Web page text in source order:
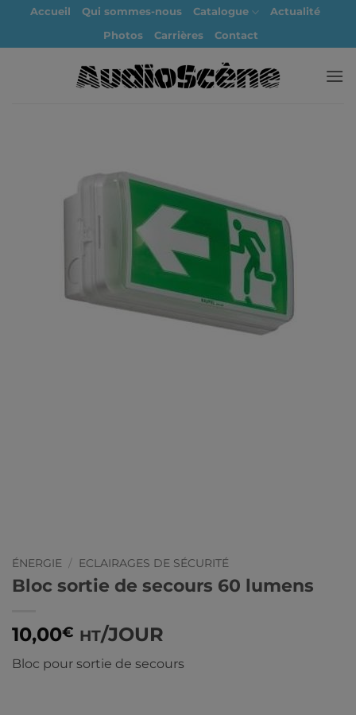
Passer
contenu
Accueil Qui sommes-nous Catalogue
Actualité
Photos
Carrières Contact
ÉNERGIE / ECLAIRAGES DE SÉCURITÉ
Bloc sortie de secours 60 lumens
10,00€ HT/JOUR
Bloc pour sortie de secours